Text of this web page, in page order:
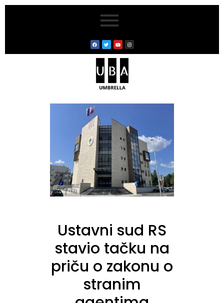
Ustavni sud RS
stavio tačku na
priču o zakonu o
stranim